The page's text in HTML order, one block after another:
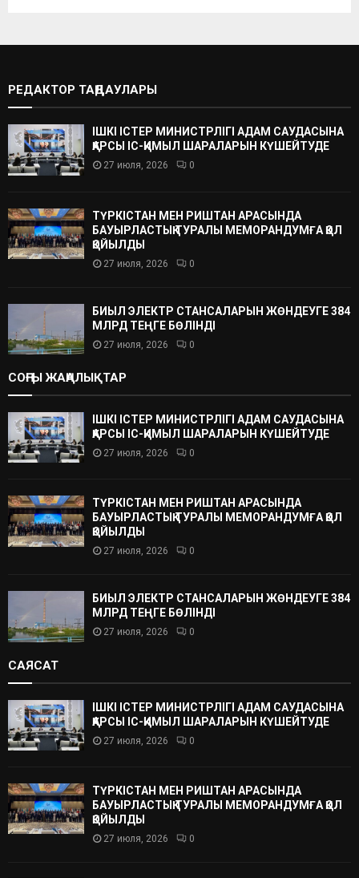
РЕДАКТОР ТАҢДАУЛАРЫ
ІШКІ ІСТЕР МИНИСТРЛІГІ АДАМ САУДАСЫНА
ҚАРСЫ ІС-ҚИМЫЛ ШАРАЛАРЫН КҮШЕЙТУДЕ
27 июля, 2026 0
ТҮРКІСТАН МЕН РИШТАН АРАСЫНДА
БАУЫРЛАСТЫҚ ТУРАЛЫ МЕМОРАНДУМҒА ҚОЛ
ҚОЙЫЛДЫ
27 июля, 2026 0
БИЫЛ ЭЛЕКТР СТАНСАЛАРЫН ЖӨНДЕУГЕ 384
МЛРД ТЕҢГЕ БӨЛІНДІ
27 июля, 2026 0
СОҢҒЫ ЖАҢАЛЫҚТАР
ІШКІ ІСТЕР МИНИСТРЛІГІ АДАМ САУДАСЫНА
ҚАРСЫ ІС-ҚИМЫЛ ШАРАЛАРЫН КҮШЕЙТУДЕ
27 июля, 2026 0
ТҮРКІСТАН МЕН РИШТАН АРАСЫНДА
БАУЫРЛАСТЫҚ ТУРАЛЫ МЕМОРАНДУМҒА ҚОЛ
ҚОЙЫЛДЫ
27 июля, 2026 0
БИЫЛ ЭЛЕКТР СТАНСАЛАРЫН ЖӨНДЕУГЕ 384
МЛРД ТЕҢГЕ БӨЛІНДІ
27 июля, 2026 0
САЯСАТ
ІШКІ ІСТЕР МИНИСТРЛІГІ АДАМ САУДАСЫНА
ҚАРСЫ ІС-ҚИМЫЛ ШАРАЛАРЫН КҮШЕЙТУДЕ
27 июля, 2026 0
ТҮРКІСТАН МЕН РИШТАН АРАСЫНДА
БАУЫРЛАСТЫҚ ТУРАЛЫ МЕМОРАНДУМҒА ҚОЛ
ҚОЙЫЛДЫ
27 июля, 2026 0